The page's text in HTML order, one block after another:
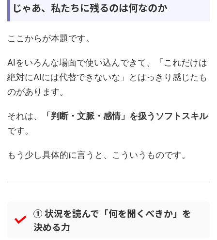
じゃあ、私たちに残るのは何なのか
ここからが本題です。
AIをいろんな場面で使い込んできて、「これだけは
絶対にAIには代替できないな」とはっきり感じたも
のがあります。
それは、
「判断・文脈・感情」を扱うソフトスキル
です。
もう少し具体的に言うと、こういうものです。
① 状況を読んで「何を聞くべきか」を
決める力